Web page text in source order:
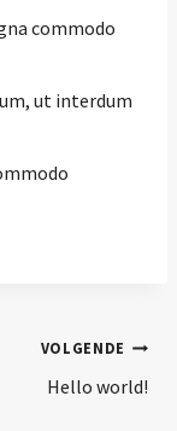
commodo
ut interdum
VOLGENDE
Hello world!